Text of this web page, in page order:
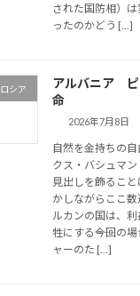
された国防相）
ったのかどう […]
ロシア
アルバニア ピ
命
2026年7月8日
自然を金持ちの
クス・バシュマ
見出しを飾るこ
かしながらここ
ルカンの国は、
牲にする――今回の
ャーのた […]